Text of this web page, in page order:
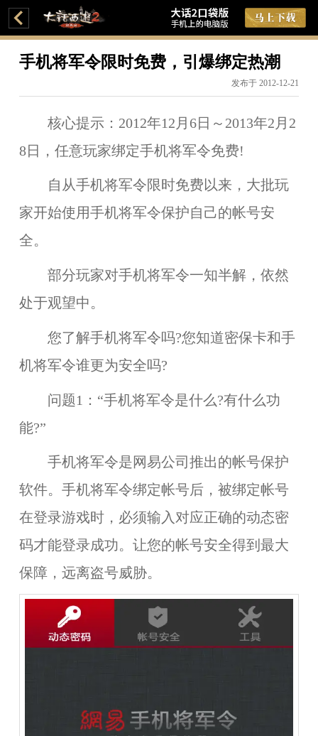
手机将军令限时免费，引爆绑定热潮
发布于 2012-12-21
核心提示：2012年12月6日～2013年2月2
8日，任意玩家绑定手机将军令免费!
自从手机将军令限时免费以来，大批玩
家开始使用手机将军令保护自己的帐号安
全。
部分玩家对手机将军令一知半解，依然
处于观望中。
您了解手机将军令吗?您知道密保卡和手
机将军令谁更为安全吗?
问题1：“手机将军令是什么?有什么功
能?”
手机将军令是网易公司推出的帐号保护
软件。手机将军令绑定帐号后，被绑定帐号
在登录游戏时，必须输入对应正确的动态密
码才能登录成功。让您的帐号安全得到最大
保障，远离盗号威胁。